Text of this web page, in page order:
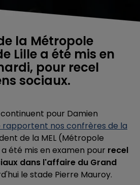
la Métropole
Lille a été mis en
pour recel
sociaux.
continuent pour Damien
rapportent nos confrères de la
de la MEL (Métropole
été mis en examen pour recel
dans l'affaire du Grand
le stade Pierre Mauroy.